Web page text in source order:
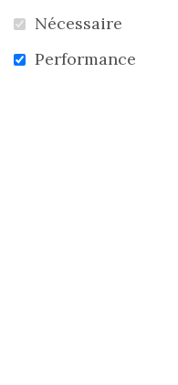
Nécessaire
Performance